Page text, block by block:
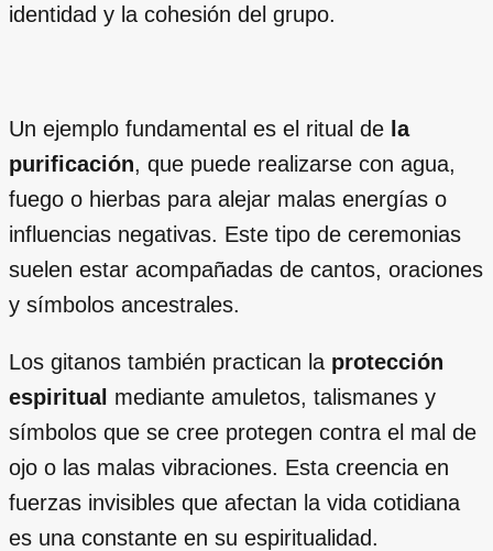
identidad y la cohesión del grupo.
Un ejemplo fundamental es el ritual de la
purificación, que puede realizarse con agua,
fuego o hierbas para alejar malas energías o
influencias negativas. Este tipo de ceremonias
suelen estar acompañadas de cantos, oraciones
y símbolos ancestrales.
Los gitanos también practican la protección
espiritual mediante amuletos, talismanes y
símbolos que se cree protegen contra el mal de
ojo o las malas vibraciones. Esta creencia en
fuerzas invisibles que afectan la vida cotidiana
es una constante en su espiritualidad.